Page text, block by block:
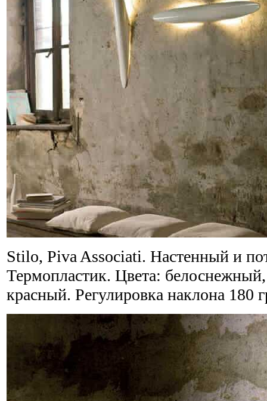
Stilo, Piva Associati. Настенный и
Термопластик. Цвета:
красный. Регулировка наклона 180